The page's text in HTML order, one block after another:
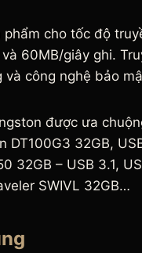
cho tốc độ
60MB/giây ghi.
và công nghệ bảo
được ưa
DT100G3 32GB,
32GB – USB 3.1,
SWIVL 32GB…